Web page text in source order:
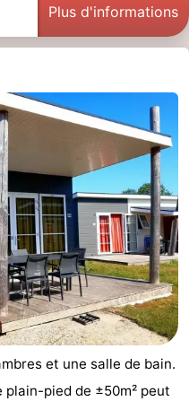
Plus d'informations
et une salle de bain.
pied de ±50m² peut